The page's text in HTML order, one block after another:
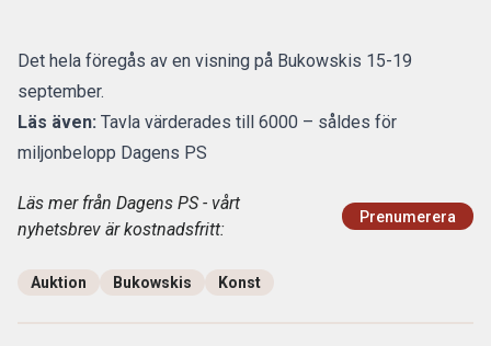
Det hela föregås av en visning på Bukowskis 15-19
september.
Läs även: Tavla värderades till 6000 – såldes för
miljonbelopp Dagens PS
Läs mer från Dagens PS - vårt
nyhetsbrev är kostnadsfritt:
Prenumerera
Auktion Bukowskis Konst